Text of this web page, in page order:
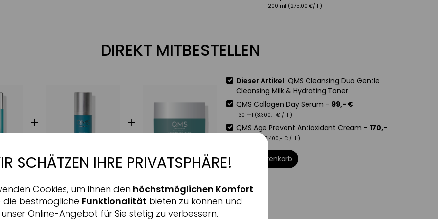
200 ml (275,00 €/ 1l)
DIREKT MITBESTELLEN
Dieser Artikel: QMS Cleansing Duo Gentle
Cleansing Milk & Hydrating Toner
QMS Collagen Day Serum - 99,- €
30 ml (3.300,-€ / 1l)
QMS Age Prevent Antioxidant Cream -170,-
50 ml (3.400,-€ / 1l)
In den Warenkorb
Aktiv
Inaktiv
SCHÄTZEN IHRE PRIVATSPHÄRE!
Cookies, um Ihnen den höchstmöglichen Komfort
die bestmögliche Funktionalität bieten zu können und
unser Online-Angebot für Sie stetig zu verbessern.